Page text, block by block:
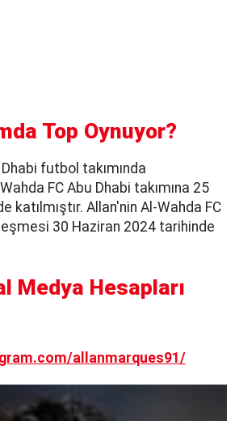
Top Oynuyor?
futbol takımında
FC Abu Dhabi takımına 25
katılmıştır. Allan'nin Al-Wahda FC
30 Haziran 2024 tarihinde
Medya Hesapları
allanmarques91/